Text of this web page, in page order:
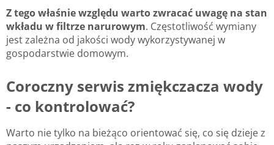
Z tego właśnie względu warto zwracać uwagę na stan
wkładu w filtrze narurowym. Częstotliwość wymiany
jest zależna od jakości wody wykorzystywanej w
gospodarstwie domowym.
Coroczny serwis zmiękczacza wody
- co kontrolować?
Warto nie tylko na bieżąco orientować się, co się dzieje z